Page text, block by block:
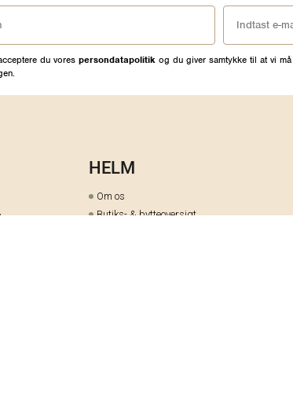
du vores persondatapolitik og du giver samtykke til at vi
HELM
Om os
Butiks- & bytteoversigt